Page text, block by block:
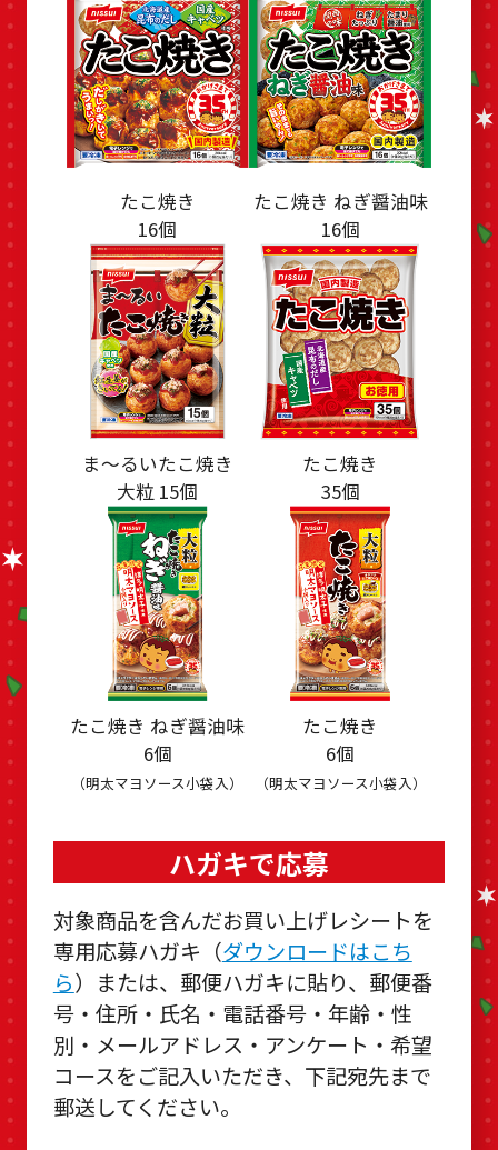
たこ焼き
16個
たこ焼き ねぎ醤油味
16個
ま～るいたこ焼き
大粒 15個
たこ焼き
35個
たこ焼き
6個
（明太マヨソース小袋入）
たこ焼き ねぎ醤油味
6個
（明太マヨソース小袋入）
ハガキで応募
対象商品を含んだお買い上げレシートを
専用応募ハガキ（ダウンロードはこち
ら）または、郵便ハガキに貼り、郵便番
号・住所・氏名・電話番号・年齢・性
別・メールアドレス・アンケート・希望
コースをご記入いただき、下記宛先まで
郵送してください。